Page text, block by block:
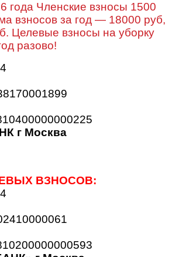
года Членские взносы 1500
взносов за год — 18000 руб,
Целевые взносы на уборку
разово!
г Москва
ВЗНОСОВ: